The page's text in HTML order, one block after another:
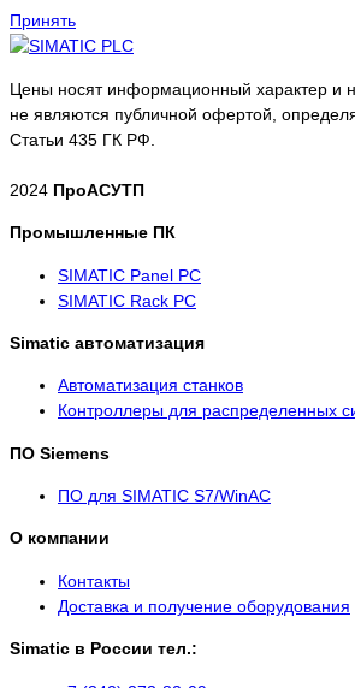
Принять
Цены носят информационный характер и
не являются публичной офертой,
Статьи 435 ГК РФ.
2024 ПроАСУТП
Промышленные ПК
SIMATIC Panel PС
SIMATIC Rack PC
Simatic автоматизация
Автоматизация станков
Контроллеры для распределенных
ПО Siemens
ПО для SIMATIC S7/WinAC
О компании
Контакты
Доставка и получение оборудования
Simatic в России тел.: